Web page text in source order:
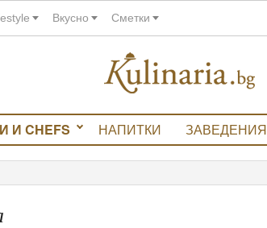
Вкусно Сметки
И CHEFS НАПИТКИ ЗАВЕДЕНИЯ